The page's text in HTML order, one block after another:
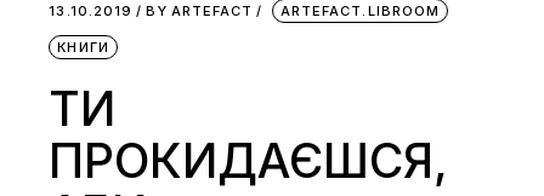
13.10.2019 BY ARTEFACT ARTEFACT.LIBROOM
КНИГИ
ТИ
ПРОКИДАЄШСЯ,